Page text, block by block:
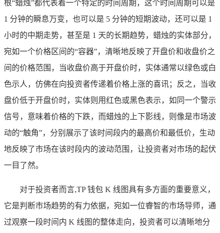
根“蜡烛”都代表着一个特定的时间周期，这个时间周期可以是
1 分钟的瞬息万变，也可以是 5 分钟的短期波动，还可以是 1
小时的中期走势，甚至是 1 天的长期趋势，蜡烛的实体部分，
宛如一个价格区间的“容器”，清晰地反映了开盘价和收盘价之
间的价格范围，当收盘价高于开盘价时，实体通常以绿色或白
色示人，仿佛在向投资者传递着价格上涨的喜讯；反之，当收
盘价低于开盘价时，实体则用红色或黑色表示，如同一个警示
信号，意味着价格的下跌，而蜡烛的上下影线，则像是市场波
动的“触角”，分别展示了该时间段内的最高价和最低价，生动
地反映了市场在该时段内的波动范围，让投资者对市场的起伏
一目了然。
对于投资者而言,TP 钱包 K 线图具有多方面的重要意义，
它是判断市场趋势的有力依据，宛如一位睿智的市场导师，通
过观察一段时间内 K 线图的整体走向，投资者可以清晰地分